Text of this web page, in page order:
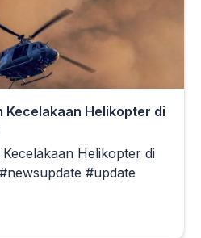
Kecelakaan Helikopter di
Helikopter di
#update